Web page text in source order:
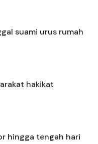
suami urus rumah
hakikat
hingga tengah hari